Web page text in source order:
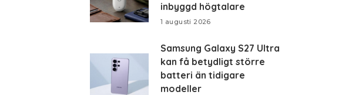
inbyggd högtalare
1 augusti 2026
Samsung Galaxy S27 Ultra
kan få betydligt större
batteri än tidigare
modeller